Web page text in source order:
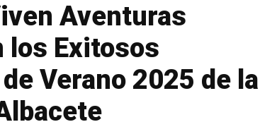
Aventuras
los Exitosos
Verano 2025 de la